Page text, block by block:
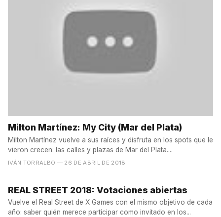
Milton Martínez: My City (Mar del Plata)
Milton Martínez vuelve a sus raíces y disfruta en los spots que le
vieron crecen: las calles y plazas de Mar del Plata....
IVÁN TORRALBO — 26 DE ABRIL DE 2018
REAL STREET 2018: Votaciones abiertas
Vuelve el Real Street de X Games con el mismo objetivo de cada
año: saber quién merece participar como invitado en los...